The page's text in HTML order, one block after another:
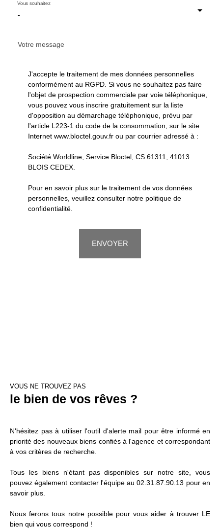
-
Vous souhaitez
Votre message
J'accepte le traitement de mes données personnelles
conformément au RGPD. Si vous ne souhaitez pas faire
l'objet de prospection commerciale par voie téléphonique,
vous pouvez vous inscrire gratuitement sur la liste
d'opposition au démarchage téléphonique, prévu par
l'article L223-1 du code de la consommation, sur le site
Internet www.bloctel.gouv.fr ou par courrier adressé à :
Société Worldline, Service Bloctel, CS 61311, 41013
BLOIS CEDEX.
Pour en savoir plus sur le traitement de vos données
personnelles, veuillez consulter notre politique de
confidentialité
ENVOYER
VOUS NE TROUVEZ PAS
le bien de vos rêves ?
N'hésitez pas à utiliser l'outil d'alerte mail pour être informé en
priorité des nouveaux biens confiés à l'agence et correspondant
à vos critères de recherche.
Tous les biens n'étant pas disponibles sur notre site, vous
pouvez également contacter l'équipe au 02.31.87.90.13 pour en
savoir plus.
Nous ferons tous notre possible pour vous aider à trouver LE
bien qui vous correspond !